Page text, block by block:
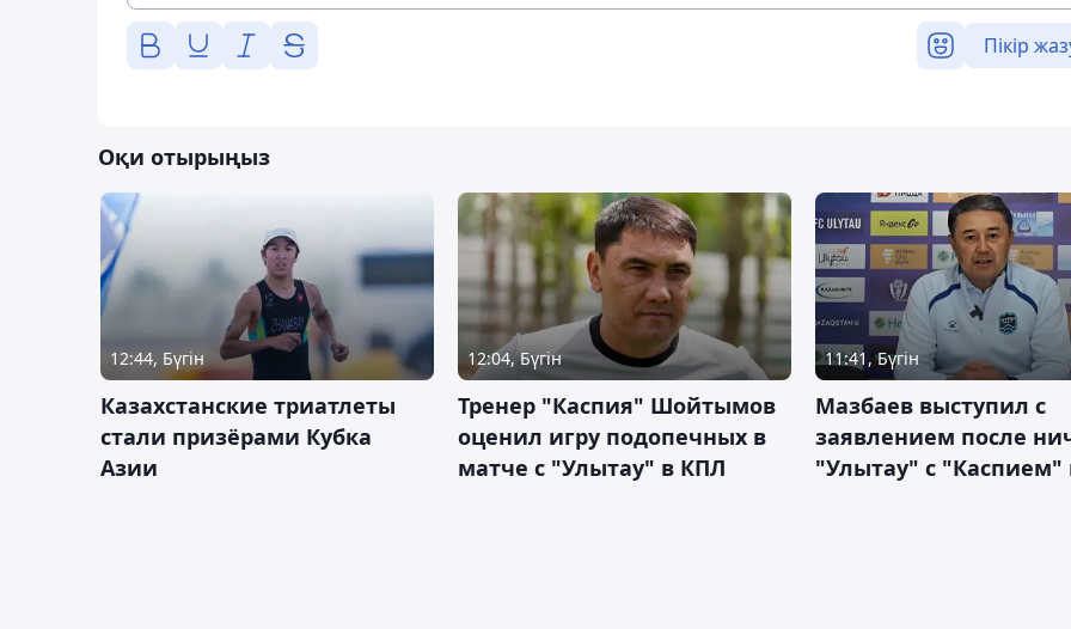
Пікір
Оқи отырыңыз
12:44, Бүгін
Казахстанские триатлеты
стали призёрами Кубка
Азии
12:04, Бүгін
Тренер "Каспия" Шойтымов
оценил игру подопечных в
матче с "Улытау" в КПЛ
11:41, Бүгін
Мазбаев выступил с
заявлением после
"Улытау" с "Каспием"